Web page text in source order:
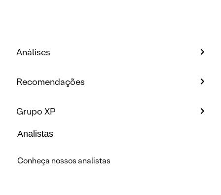
Análises
Recomendações
Grupo XP
Analistas
Conheça nossos analistas